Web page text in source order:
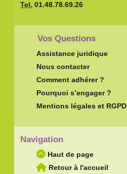
Tel. 01.48.78.69.26
Vos Questions
Assistance juridique
Nous contacter
Comment adhérer ?
Pourquoi s’engager ?
Mentions légales et RGPD
Navigation
Haut de page
Retour à l'accueil